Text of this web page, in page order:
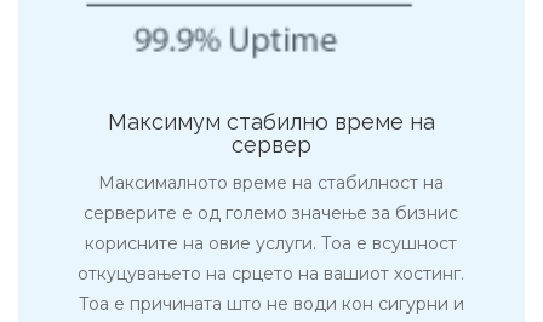
Максимум стабилно време на
сервер
Максималното време на стабилност на
серверите е од големо значење за бизнис
корисните на овие услуги. Тоа е всушност
откуцувањето на срцето на вашиот хостинг.
Тоа е причината што не води кон сигурни и